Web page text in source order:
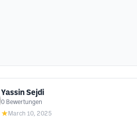
Yassin Sejdi
0 Bewertungen
★ March 10, 2025